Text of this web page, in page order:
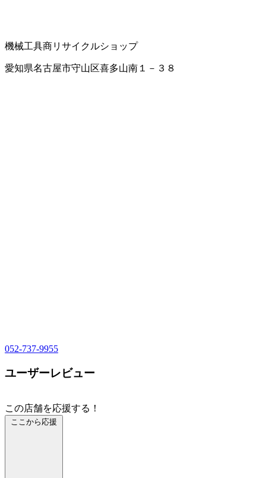
機械工具商リサイクルショップ
愛知県名古屋市守山区喜多山南１－３８
052-737-9955
ユーザーレビュー
この店舗を応援する！
ここから応援